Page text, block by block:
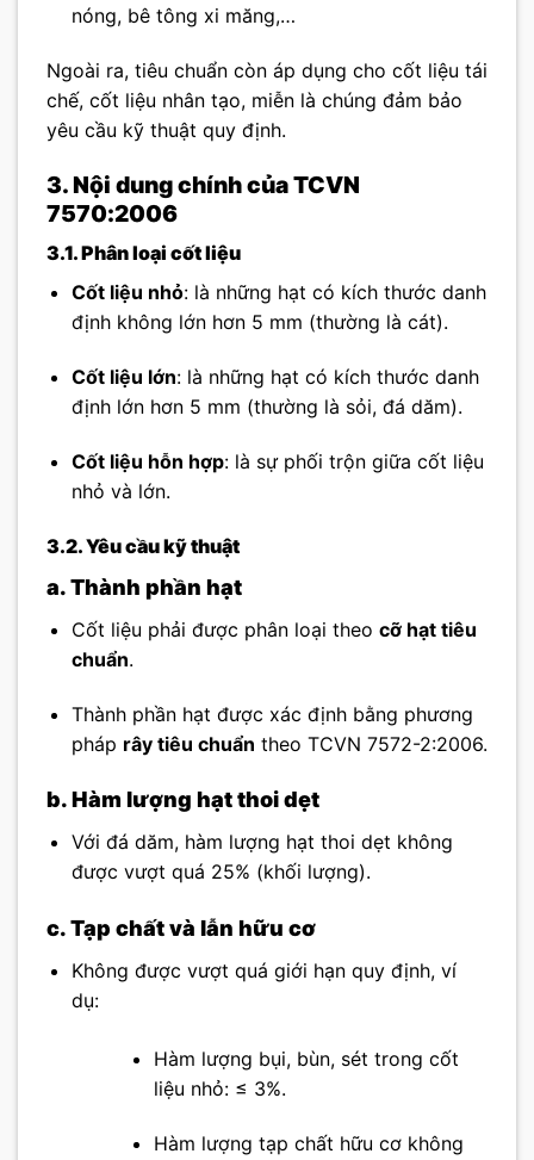
nóng, bê tông xi măng,…
Ngoài ra, tiêu chuẩn còn áp dụng cho cốt liệu tái
chế, cốt liệu nhân tạo, miễn là chúng đảm bảo
yêu cầu kỹ thuật quy định.
3. Nội dung chính của TCVN
7570:2006
3.1. Phân loại cốt liệu
Cốt liệu nhỏ: là những hạt có kích thước danh
định không lớn hơn 5 mm (thường là cát).
Cốt liệu lớn: là những hạt có kích thước danh
định lớn hơn 5 mm (thường là sỏi, đá dăm).
Cốt liệu hỗn hợp: là sự phối trộn giữa cốt liệu
nhỏ và lớn.
3.2. Yêu cầu kỹ thuật
a. Thành phần hạt
Cốt liệu phải được phân loại theo cỡ hạt tiêu
chuẩn.
Thành phần hạt được xác định bằng phương
pháp rây tiêu chuẩn theo TCVN 7572-2:2006.
b. Hàm lượng hạt thoi dẹt
Với đá dăm, hàm lượng hạt thoi dẹt không
được vượt quá 25% (khối lượng).
c. Tạp chất và lẫn hữu cơ
Không được vượt quá giới hạn quy định, ví
dụ:
Hàm lượng bụi, bùn, sét trong cốt
liệu nhỏ: ≤ 3%.
Hàm lượng tạp chất hữu cơ không